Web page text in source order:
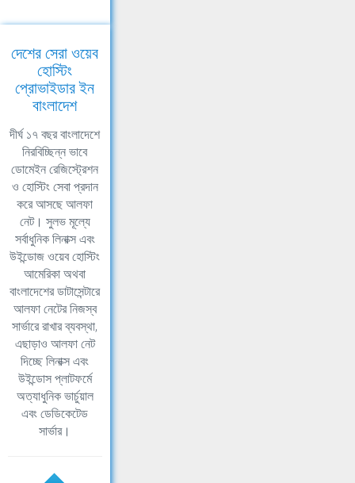
দেশের সেরা ওয়েব
হোস্টিং
প্রোভাইডার ইন
বাংলাদেশ
দীর্ঘ ১৭ বছর বাংলাদেশে
নিরবিচ্ছিন্ন ভাবে
ডোমেইন রেজিস্ট্রেশন
ও হোস্টিং সেবা প্রদান
করে আসছে আলফা
নেট। সুলভ মূল্যে
সর্বাধুনিক লিনাক্স এবং
উইন্ডোজ ওয়েব হোস্টিং
আমেরিকা অথবা
বাংলাদেশের ডাটাসেন্টারে
আলফা নেটের নিজস্ব
সার্ভারে রাখার ব্যবস্থা,
এছাড়াও আলফা নেট
দিচ্ছে লিনাক্স এবং
উইন্ডোস প্লাটফর্মে
অত্যাধুনিক ভার্চুয়াল
এবং ডেডিকেটেড
সার্ভার।